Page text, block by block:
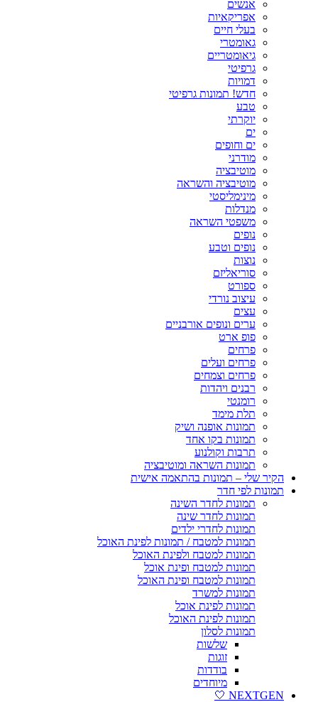
אנשים
אפריקאיות
בעלי חיים
גאומטרי
גיאומטריים
גרפיטי
דמויות
חדש! תמונות גרפיטי
טבע
יוקרתי
ים
ים וחופים
מודרני
מוטיבציה
מוטיבציה והשראה
מינימליסטי
מנדלות
משפטי השראה
נופים
נופים וטבע
נוצות
סוריאליזם
ספורט
עיצוב נורדי
עצים
ערים ונופים אורבניים
פופ ארט
פרחים
פרחים ועלים
פרחים וצמחים
רבנים ויהדות
רומנטי
תלת מימד
תמונות אופנה ושיק
תמונות בקו אחד
תרבות וקולנוע
תמונות השראה ומוטיבציה
הקיר שלי – תמונות בהתאמה אישית
תמונות לפי חדר
תמונות לחדר השינה
תמונות לחדר שינה
תמונות לחדרי ילדים
תמונות למטבח / תמונות לפינת האוכל
תמונות למטבח ולפינת האוכל
תמונות למטבח ופינת אוכל
תמונות למטבח ופינת האוכל
תמונות למשרד
תמונות לפינת אוכל
תמונות לפינת האוכל
תמונות לסלון
שלשות
זוגות
בודדות
מיוחדים
NEXTGEN 🤍